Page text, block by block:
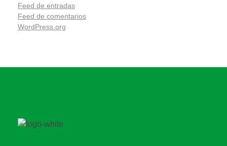
Feed de entradas
Feed de comentarios
WordPress.org